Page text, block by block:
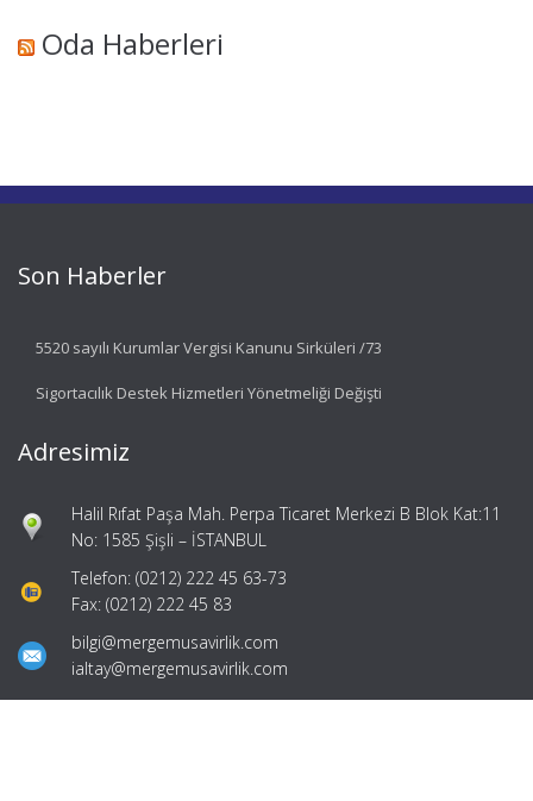
Oda Haberleri
Son Haberler
5520 sayılı Kurumlar Vergisi Kanunu Sirküleri /73
Sigortacılık Destek Hizmetleri Yönetmeliği Değişti
Adresimiz
Halil Rıfat Paşa Mah. Perpa Ticaret Merkezi B Blok Kat:11
No: 1585 Şişli – İSTANBUL
Telefon: (0212) 222 45 63-73
Fax: (0212) 222 45 83
bilgi@mergemusavirlik.com
ialtay@mergemusavirlik.com